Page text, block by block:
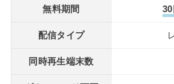
無料期間
配信タイプ
同時再生端末数